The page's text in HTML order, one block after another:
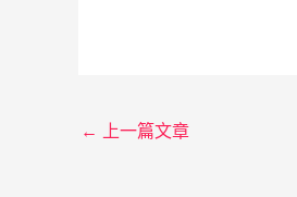
← 上一篇文章